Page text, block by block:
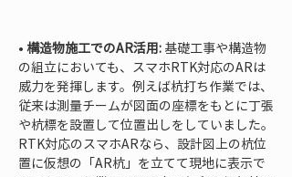
• 構造物施工でのAR活用: 基礎工事や構造物
の組立においても、スマホRTK対応のARは
威力を発揮します。例えば杭打ち作業では、
従来は測量チームが図面の座標をもとに丁張
や杭標を設置して位置出しをしていました。
RTK対応のスマホARなら、設計図上の杭位
置に仮想の「AR杭」を立てて現地に表示で